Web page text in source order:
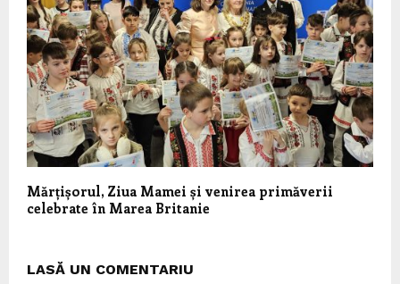
Mărțișorul, Ziua Mamei și venirea primăverii
celebrate în Marea Britanie
LASĂ UN COMENTARIU